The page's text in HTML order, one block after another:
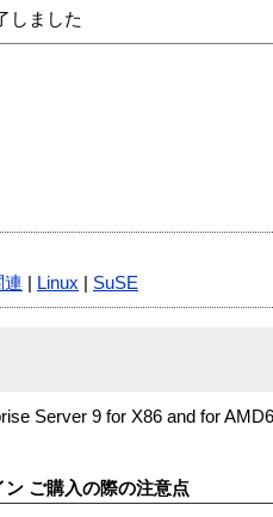
しました
連 Linux SuSE
Server 9 for X86 and for
ご購入の際の注意点